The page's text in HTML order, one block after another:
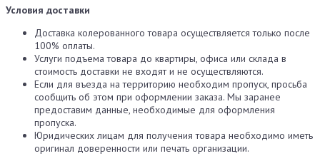
Условия доставки
Доставка колерованного товара осуществляется только после
100% оплаты.
Услуги подъема товара до квартиры, офиса или склада в
стоимость доставки не входят и не осуществляются.
Если для въезда на территорию необходим пропуск, просьба
сообщить об этом при оформлении заказа. Мы заранее
предоставим данные, необходимые для оформления
пропуска.
Юридических лицам для получения товара необходимо иметь
оригинал доверенности или печать организации.